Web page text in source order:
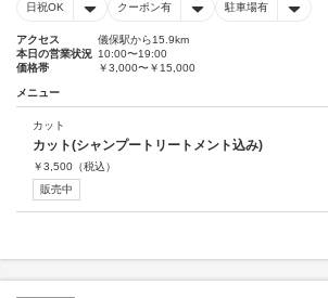
日祝OK クーポン有 駐車場有
アクセス
儀保駅から15.9km
本日の営業状況 10:00〜19:00
価格帯
￥3,000〜￥15,000
メニュー
カット
カット(シャンプートリートメント込み)
￥3,500 （税込）
販売中